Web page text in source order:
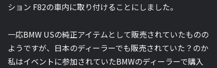
ション F82の車内に取り付けることにしました。
一応BMW USの純正アイテムとして販売されていたものの
ようですが、日本のディーラーでも販売されていた？のか
私はイベントに参加されていたBMWのディーラーで購入